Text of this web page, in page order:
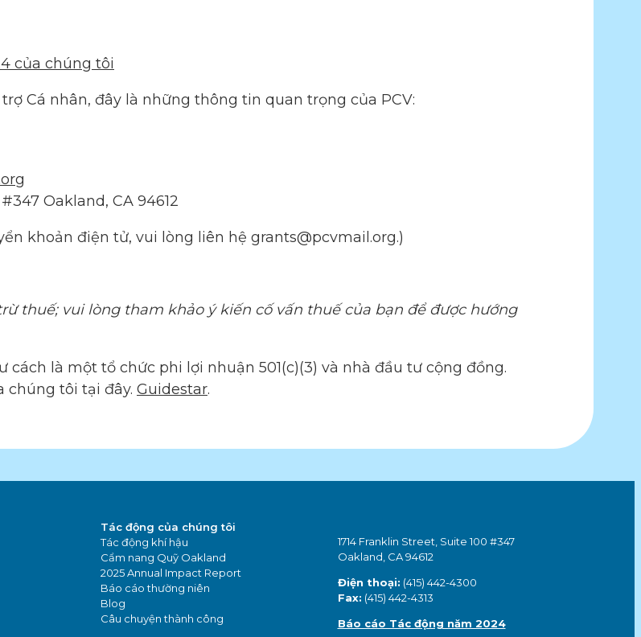
của chúng tôi
Cá nhân, đây là những thông tin quan trọng của PCV:
Oakland, CA 94612
khoản điện tử, vui lòng liên hệ grants@pcvmail.org.)
thuế; vui lòng tham khảo ý kiến cố vấn thuế của bạn để được hướng
là một tổ chức phi lợi nhuận 501(c)(3) và nhà đầu tư cộng đồng.
chúng tôi tại đây. Guidestar.
Tác động của chúng tôi
Tác động khí hậu
Cẩm nang Quỹ Oakland
2025 Annual Impact Report
Báo cáo thường niên
Blog
Câu chuyện thành công
1714 Franklin Street, Suite 100 #347
Oakland, CA 94612
Điện thoại: (415) 442-4300
Fax: (415) 442-4313
Báo cáo Tác động năm 2024